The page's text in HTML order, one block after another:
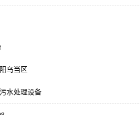
乌当区
水处理设备